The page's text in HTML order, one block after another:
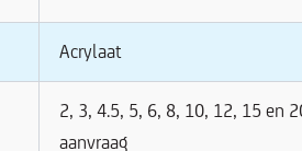
Acrylaat
2, 3, 4.5, 5, 6, 8, 10, 12, 15 en
aanvraag